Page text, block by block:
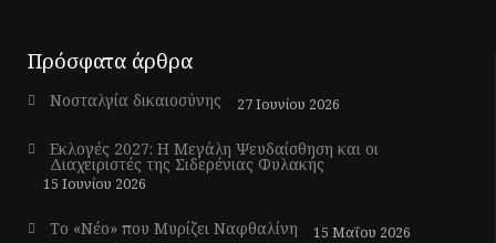
Πρόσφατα άρθρα
Νοσταλγία δικαιοσύνης 27 Ιουνίου 2026
Εκλογές 2027: Η Μεγάλη Ψευδαίσθηση και οι
Διαχειριστές της Σιδερένιας Φυλακής
15 Ιουνίου 2026
Το «Νέο» που Μυρίζει Ναφθαλίνη 15 Μαΐου 2026